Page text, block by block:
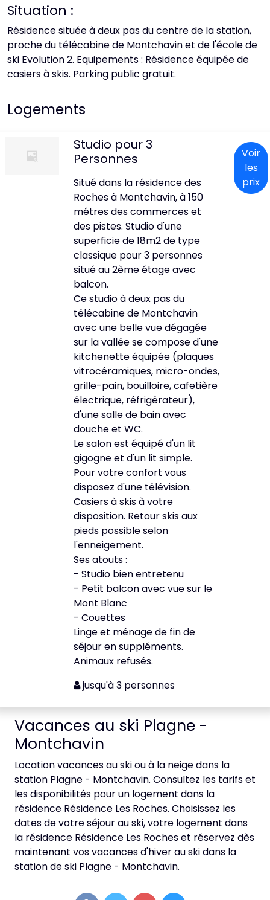
Situation :
Résidence située à deux pas du centre de la station,
proche du télécabine de Montchavin et de l'école de
ski Evolution 2. Equipements : Résidence équipée de
casiers à skis. Parking public gratuit.
Logements
Studio pour 3
Personnes
Situé dans la résidence des
Roches à Montchavin, à 150
métres des commerces et
des pistes. Studio d'une
superficie de 18m2 de type
classique pour 3 personnes
situé au 2ème étage avec
balcon.
Ce studio à deux pas du
télécabine de Montchavin
avec une belle vue dégagée
sur la vallée se compose d'une
kitchenette équipée (plaques
vitrocéramiques, micro-ondes,
grille-pain, bouilloire, cafetière
électrique, réfrigérateur),
d'une salle de bain avec
douche et WC.
Le salon est équipé d'un lit
gigogne et d'un lit simple.
Pour votre confort vous
disposez d'une télévision.
Casiers à skis à votre
disposition. Retour skis aux
pieds possible selon
l'enneigement.
Ses atouts :
- Studio bien entretenu
- Petit balcon avec vue sur le
Mont Blanc
- Couettes
Linge et ménage de fin de
séjour en suppléments.
Animaux refusés.
jusqu'à 3 personnes
Voir
les
prix
Vacances au ski Plagne -
Montchavin
Location vacances au ski ou à la neige dans la
station Plagne - Montchavin. Consultez les tarifs et
les disponibilités pour un logement dans la
résidence Résidence Les Roches. Choisissez les
dates de votre séjour au ski, votre logement dans
la résidence Résidence Les Roches et réservez dès
maintenant vos vacances d'hiver au ski dans la
station de ski Plagne - Montchavin.